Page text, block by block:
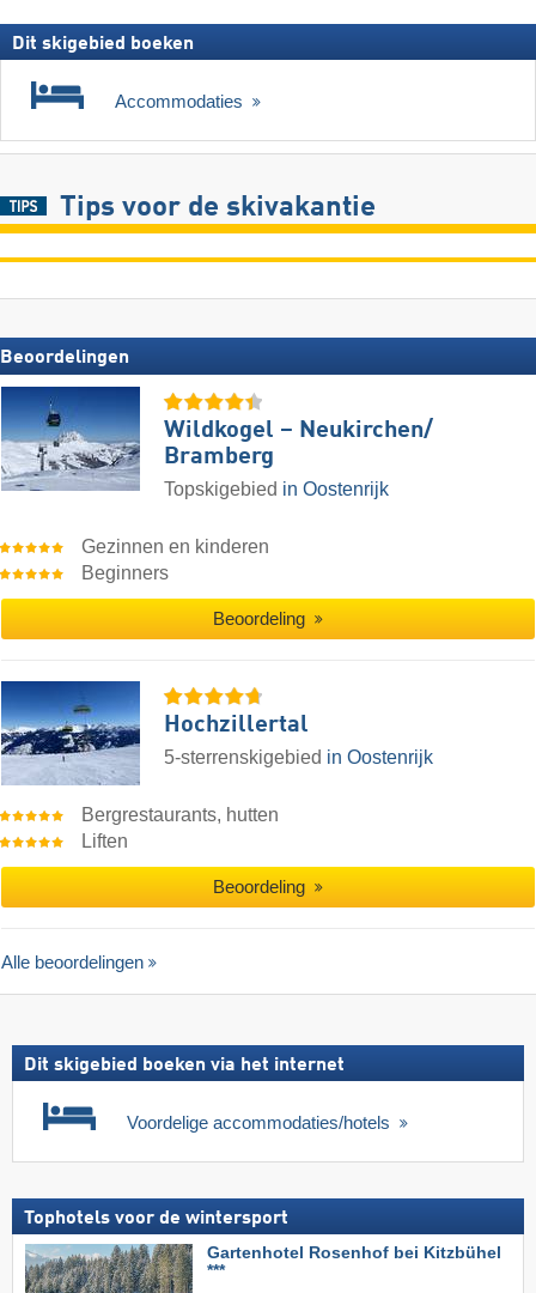
Dit skigebied boeken
Accommodaties
Tips voor de skivakantie
Beoordelingen
Wildkogel – Neukirchen/​
Bramberg
Topskigebied in Oostenrijk
Gezinnen en kinderen
Beginners
Beoordeling
Hochzillertal
5-sterrenskigebied in Oostenrijk
Bergrestaurants, hutten
Liften
Beoordeling
Alle beoordelingen
Dit skigebied boeken via het internet
Voordelige accommodaties/hotels
Tophotels voor de wintersport
Gartenhotel Rosenhof bei Kitzbühel
***